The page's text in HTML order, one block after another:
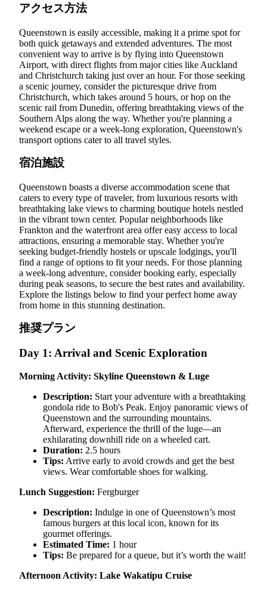
アクセス方法
Queenstown is easily accessible, making it a prime spot for
both quick getaways and extended adventures. The most
convenient way to arrive is by flying into Queenstown
Airport, with direct flights from major cities like Auckland
and Christchurch taking just over an hour. For those seeking
a scenic journey, consider the picturesque drive from
Christchurch, which takes around 5 hours, or hop on the
scenic rail from Dunedin, offering breathtaking views of the
Southern Alps along the way. Whether you're planning a
weekend escape or a week-long exploration, Queenstown's
transport options cater to all travel styles.
宿泊施設
Queenstown boasts a diverse accommodation scene that
caters to every type of traveler, from luxurious resorts with
breathtaking lake views to charming boutique hotels nestled
in the vibrant town center. Popular neighborhoods like
Frankton and the waterfront area offer easy access to local
attractions, ensuring a memorable stay. Whether you're
seeking budget-friendly hostels or upscale lodgings, you'll
find a range of options to fit your needs. For those planning
a week-long adventure, consider booking early, especially
during peak seasons, to secure the best rates and availability.
Explore the listings below to find your perfect home away
from home in this stunning destination.
推奨プラン
Day 1: Arrival and Scenic Exploration
Morning Activity: Skyline Queenstown & Luge
Description: Start your adventure with a breathtaking
gondola ride to Bob's Peak. Enjoy panoramic views of
Queenstown and the surrounding mountains.
Afterward, experience the thrill of the luge—an
exhilarating downhill ride on a wheeled cart.
Duration: 2.5 hours
Tips: Arrive early to avoid crowds and get the best
views. Wear comfortable shoes for walking.
Lunch Suggestion: Fergburger
Description: Indulge in one of Queenstown’s most
famous burgers at this local icon, known for its
gourmet offerings.
Estimated Time: 1 hour
Tips: Be prepared for a queue, but it’s worth the wait!
Afternoon Activity: Lake Wakatipu Cruise